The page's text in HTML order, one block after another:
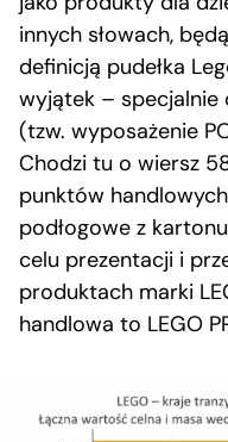
innych słowach,
definicją pudełka
wyjątek – specjalnie
(tzw. wyposażenie
Chodzi tu o wiersz
punktów
podłogowe z
celu prezentacji i
produktach marki
handlowa to LEGO